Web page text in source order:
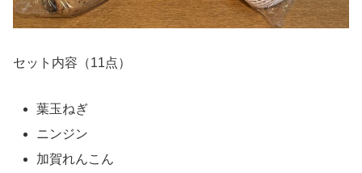
セット内容（11点）
葉玉ねぎ
ニンジン
加賀れんこん